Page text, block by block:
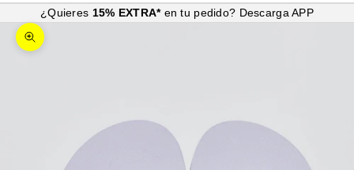
¿Quieres 15% EXTRA* en tu pedido? Descarga APP
In-/uitzoomen